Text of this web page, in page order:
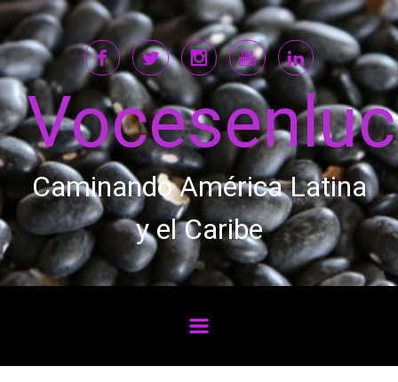
Saltar al contenido principal
Caminando América Latina
y el Caribe